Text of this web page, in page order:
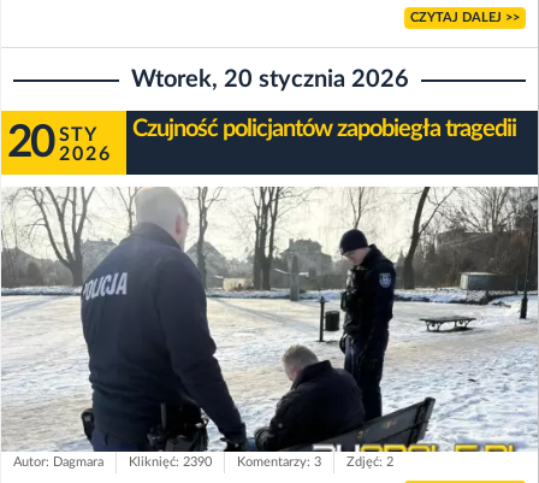
CZYTAJ DALEJ >>
Wtorek, 20 stycznia 2026
20 STY
2026
Czujność policjantów zapobiegła tragedii
Autor: Dagmara Kliknięć: 2390 Komentarzy: 3 Zdjęć: 2